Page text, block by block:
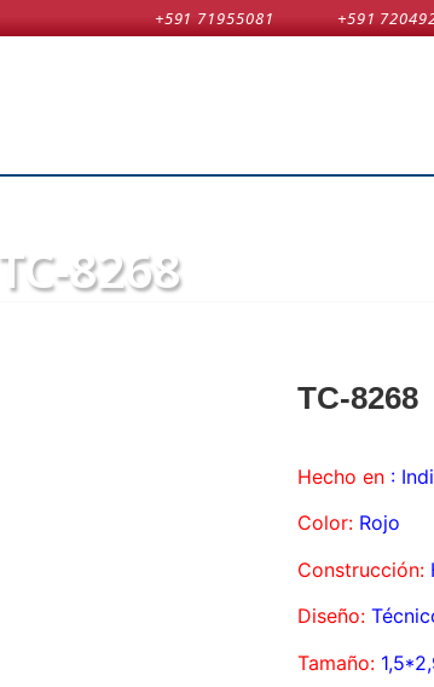
+591 71955081 +591
TC-8268
TC-8268
Hecho en :
Color: Rojo
Construcción:
Diseño:
Tamaño: